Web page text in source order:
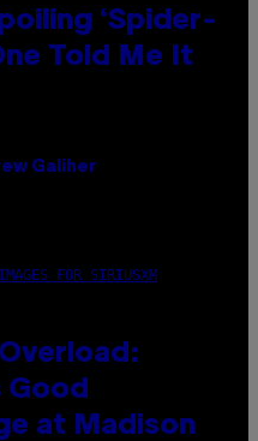
‘Spider-
Told Me It
Galiher
FOR SIRIUSXM
Good
at Madison